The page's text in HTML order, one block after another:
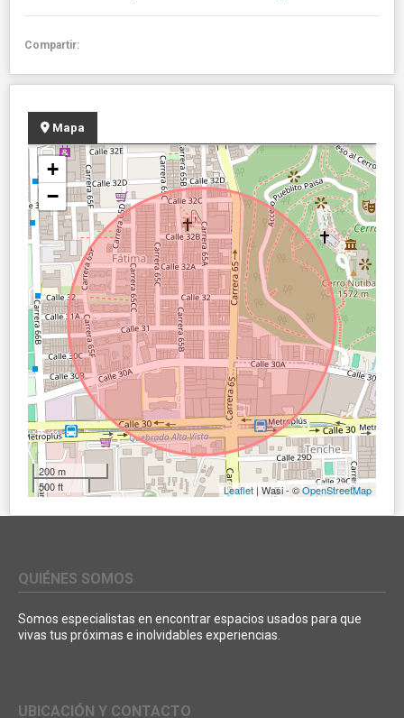
Compartir:
Mapa
+
−
200 m
500 ft
Leaflet | Wasi - ©OpenStreetMap
QUIÉNES SOMOS
Somos especialistas en encontrar espacios usados para que
vivas tus próximas e inolvidables experiencias.
UBICACIÓN Y CONTACTO